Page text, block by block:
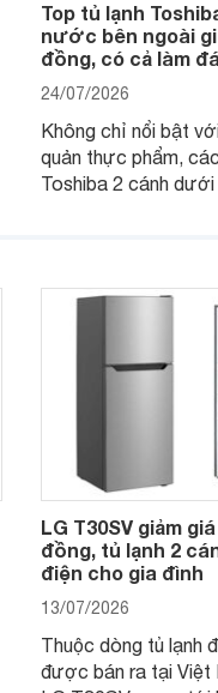
Top tủ lạnh
nước bên ngoài
đồng, có cả làm
24/07/2026
Không chỉ nổi bật
quản thực phẩm,
Toshiba 2 cánh
LG T30SV giảm
đồng, tủ lạnh 2
điện cho gia đình
13/07/2026
Thuộc dòng tủ lạnh
được bán ra tại Việt